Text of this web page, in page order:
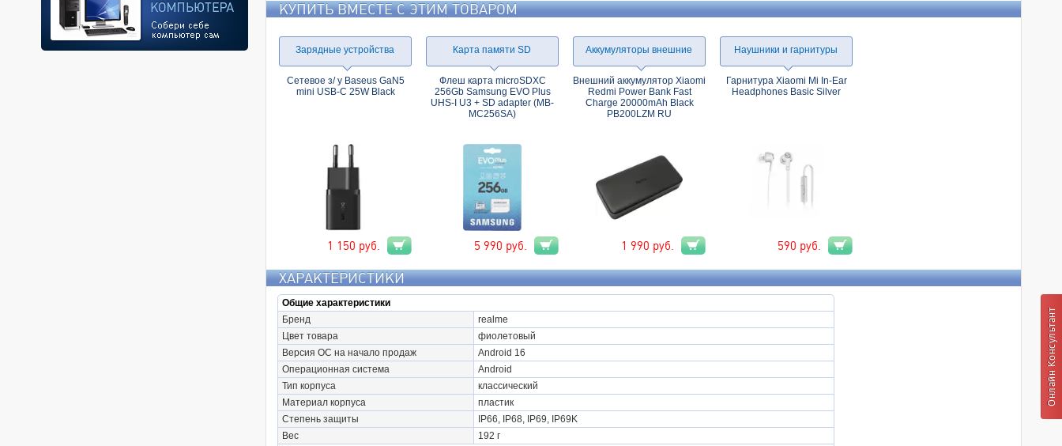
КУПИТЬ ВМЕСТЕ С ЭТИМ ТОВАРОМ
Зарядные устройства
Сетевое з/ у Baseus GaN5
mini USB-C 25W Black
1 150 руб.
Карта памяти SD
Флеш карта microSDXC
256Gb Samsung EVO Plus
UHS-I U3 + SD adapter (MB-
MC256SA)
5 990 руб.
Аккумуляторы внешние
Внешний аккумулятор Xiaomi
Redmi Power Bank Fast
Charge 20000mAh Black
PB200LZM RU
1 990 руб.
Наушники и гарнитуры
Гарнитура Xiaomi Mi In-Ear
Headphones Basic Silver
590 руб.
ХАРАКТЕРИСТИКИ
Общие характеристики
Бренд
realme
Цвет товара
фиолетовый
Версия ОС на начало продаж
Android 16
Операционная система
Android
Тип корпуса
классический
Материал корпуса
пластик
Степень защиты
IP66, IP68, IP69, IP69K
Вес
192 г